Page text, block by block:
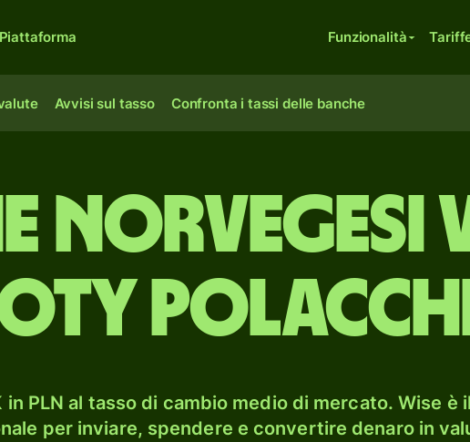
Funzionalità
Avvisi sul tasso Confronta i tassi delle banche
norvegesi
polacchi
in PLN al tasso di cambio medio di mercato. Wise è
per inviare, spendere e convertire denaro in